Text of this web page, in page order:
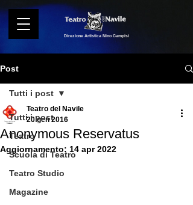
Direzione Artistica Nino Campisi
Post
Tutti i post
Teatro
Scuola di Teatro
Teatro Studio
Magazine
Tutti i post
Anonymous Reservatus
Teatro del Navile
20 gen 2016
Aggiornamento: 14 apr 2022